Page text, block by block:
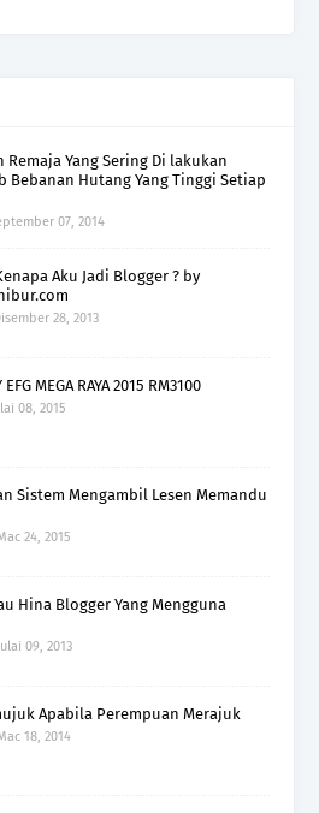
Remaja Yang Sering Di lakukan
Bebanan Hutang Yang Tinggi Setiap
07, 2014
Aku Jadi Blogger ? by
28, 2013
EFG MEGA RAYA 2015 RM3100
08, 2015
Sistem Mengambil Lesen Memandu
24, 2015
Hina Blogger Yang Mengguna
09, 2013
Apabila Perempuan Merajuk
18, 2014